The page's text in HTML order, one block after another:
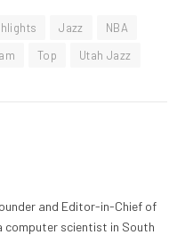
Jazz
NBA
Top Utah Jazz
and Editor-in-Chief of
computer scientist in South